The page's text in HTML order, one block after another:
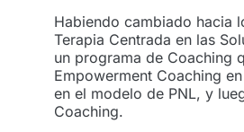
Habiendo cambiado hacia
Terapia Centrada en las
un programa de Coaching
Empowerment Coaching
en el modelo de PNL, y
Coaching.